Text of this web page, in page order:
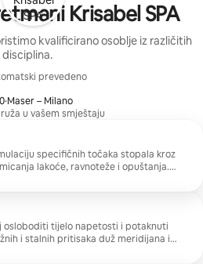
Krisabel SPA
kvalificirano osoblje iz različitih
disciplina.
prevedeno
·Maser – Milano
u vašem smještaju
specifičnih točaka stopala kroz
lakoće, ravnoteže i opuštanja.
osloboditi tijelo napetosti i potaknuti
i stalnih pritisaka duž meridijana i